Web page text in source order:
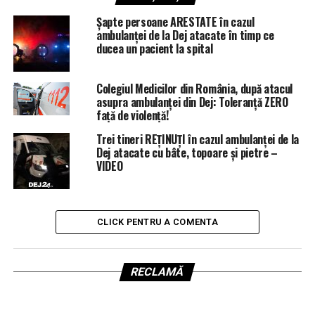
Șapte persoane ARESTATE în cazul
ambulanței de la Dej atacate în timp ce
ducea un pacient la spital
Colegiul Medicilor din România, după atacul
asupra ambulanței din Dej: Toleranță ZERO
față de violență!
Trei tineri REȚINUȚI în cazul ambulanței de la
Dej atacate cu bâte, topoare și pietre –
VIDEO
CLICK PENTRU A COMENTA
RECLAMĂ